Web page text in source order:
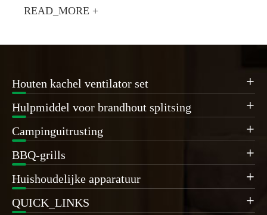
READ_MORE +
Houten kachel ventilator set 
Hulpmiddel voor brandhout splitsing 
Campinguitrusting 
BBQ-grills 
Huishoudelijke apparatuur 
QUICK_LINKS 